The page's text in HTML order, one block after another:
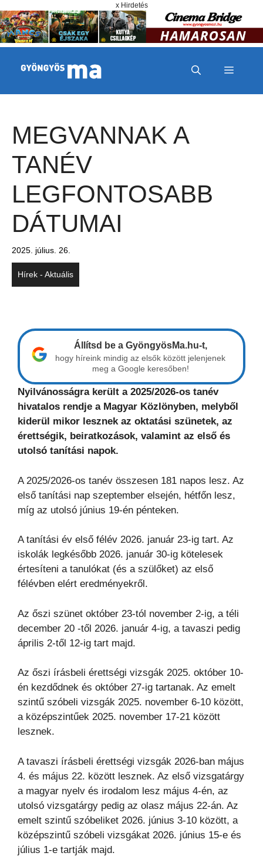
x Hirdetés
MENÜ
MEGVANNAK A
TANÉV
LEGFONTOSABB
DÁTUMAI
2025. július. 26.
Hírek - Aktuális
Állítsd be a GyöngyösMa.hu-t,
hogy híreink mindig az elsők között jelenjenek
meg a Google keresőben!
Nyilvánosságra került a 2025/2026-os tanév
hivatalos rendje a Magyar Közlönyben, melyből
kiderül mikor lesznek az oktatási szünetek, az
érettségik, beiratkozások, valamint az első és
utolsó tanítási napok.
A 2025/2026-os tanév összesen 181 napos lesz. Az
első tanítási nap szeptember elsején, hétfőn lesz,
míg az utolsó június 19-én pénteken.
A tanítási év első félév 2026. január 23-ig tart. Az
iskolák legkésőbb 2026. január 30-ig kötelesek
értesíteni a tanulókat (és a szülőket) az első
félévben elért eredményekről.
Az őszi szünet október 23-tól november 2-ig, a téli
december 20 -től 2026. január 4-ig, a tavaszi pedig
április 2-től 12-ig tart majd.
Az őszi írásbeli érettségi vizsgák 2025. október 10-
én kezdődnek és október 27-ig tartanak. Az emelt
szintű szóbeli vizsgák 2025. november 6-10 között,
a középszintűek 2025. november 17-21 között
lesznek.
A tavaszi írásbeli érettségi vizsgák 2026-ban május
4. és május 22. között lesznek. Az első vizsgatárgy
a magyar nyelv és irodalom lesz május 4-én, az
utolsó vizsgatárgy pedig az olasz május 22-án. Az
emelt szintű szóbeliket 2026. június 3-10 között, a
középszintű szóbeli vizsgákat 2026. június 15-e és
július 1-e tartják majd.